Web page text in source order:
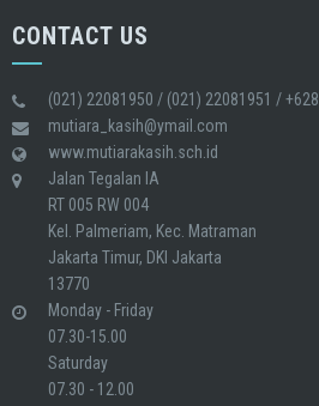
CONTACT US
(021) 22081950 / (021) 22081951 /
mutiara_kasih@ymail.com
www.mutiarakasih.sch.id
Jalan Tegalan IA
RT 005 RW 004
Kel. Palmeriam, Kec. Matraman
Jakarta Timur, DKI Jakarta
13770
Monday - Friday
07.30-15.00
Saturday
07.30 - 12.00